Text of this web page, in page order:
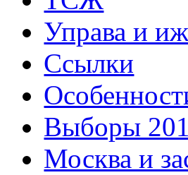
Управа и
Ссылки
Выборы
Москва и